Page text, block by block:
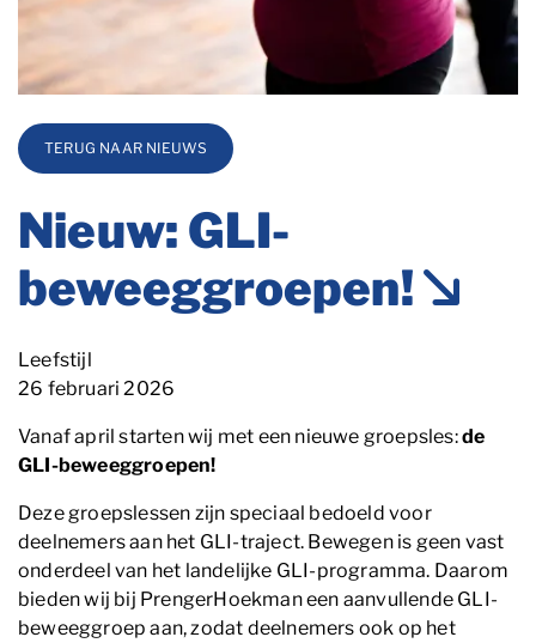
TERUG NAAR NIEUWS
Nieuw: GLI-
beweeggroepen!
Categorie
Leefstijl
Blog_field_Datum
26 februari 2026
Vanaf april starten wij met een nieuwe groepsles:de
GLI-beweeggroepen!
Deze groepslessen zijn speciaal bedoeld voor
deelnemers aan het GLI-traject. Bewegen is geen vast
onderdeel van het landelijke GLI-programma. Daarom
bieden wij bij PrengerHoekman een aanvullende GLI-
beweeggroep aan, zodat deelnemers ook op het